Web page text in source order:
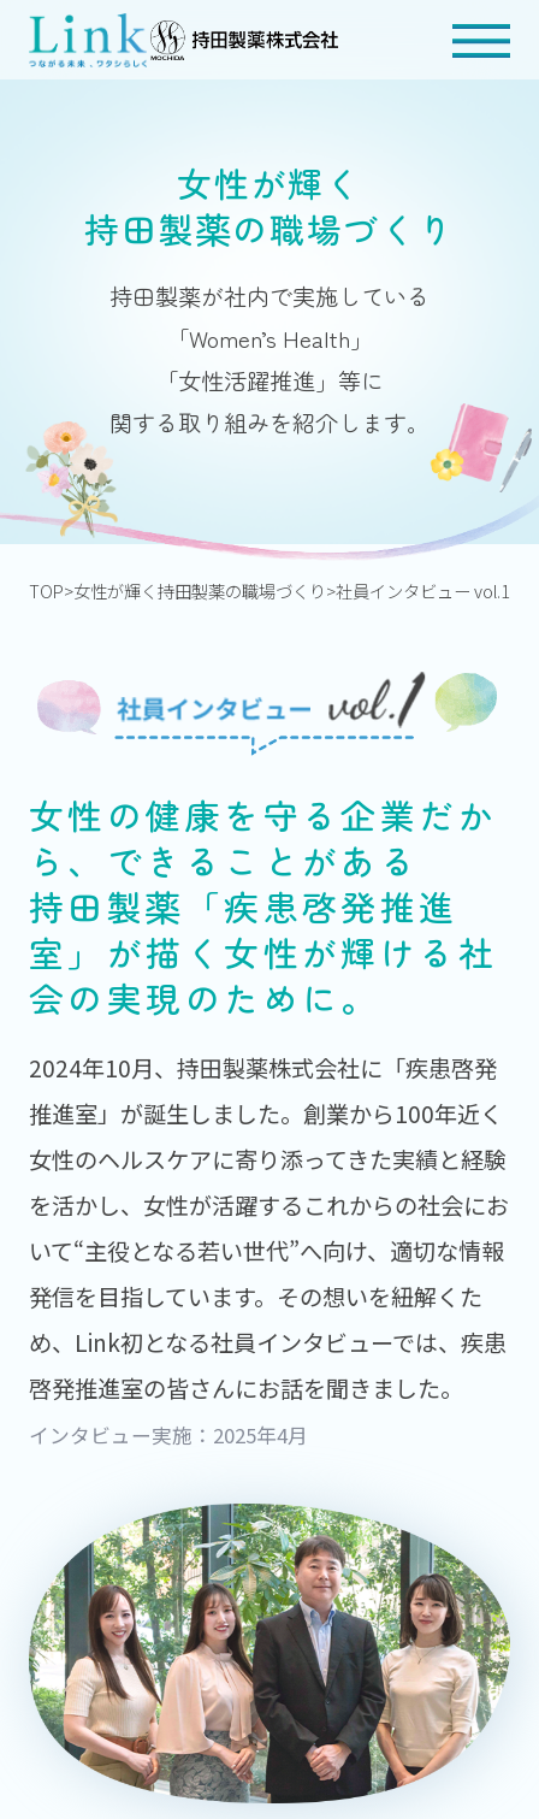
女性が輝く
持田製薬の職場づくり
持田製薬が社内で実施している
「Women’s Health」
「女性活躍推進」等に
関する取り組みを紹介します。
TOP 女性が輝く持田製薬の職場づくり 社員インタビュー vol.1
女性の健康を守る企業だか
ら、できることがある
持田製薬「疾患啓発推進
室」が描く女性が輝ける社
会の実現のために。
2024年10月、持田製薬株式会社に「疾患啓発
推進室」が誕生しました。創業から100年近く
女性のヘルスケアに寄り添ってきた実績と経験
を活かし、女性が活躍するこれからの社会にお
いて“主役となる若い世代”へ向け、適切な情報
発信を目指しています。その想いを紐解くた
め、Link初となる社員インタビューでは、疾患
啓発推進室の皆さんにお話を聞きました。
インタビュー実施：2025年4月